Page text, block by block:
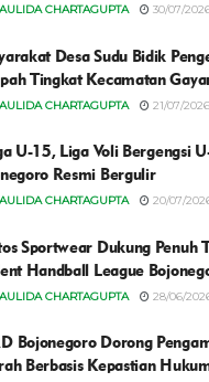
CHARTAGUPTA 30/07/
Desa Sudu Bidik
Tingkat Kecamatan
CHARTAGUPTA 21/07/2026
U-15, Liga Voli Bergengsi
Resmi Bergulir
CHARTAGUPTA 20/07/
Sportwear Dukung Penuh
Handball League
CHARTAGUPTA 28/06/
Bojonegoro Dorong
Berbasis Kepastian